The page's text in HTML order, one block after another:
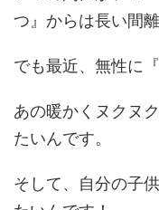
つ』からは長い間
でも最近、無性に
あの暖かくヌクヌ
たいんです。
そして、自分の子